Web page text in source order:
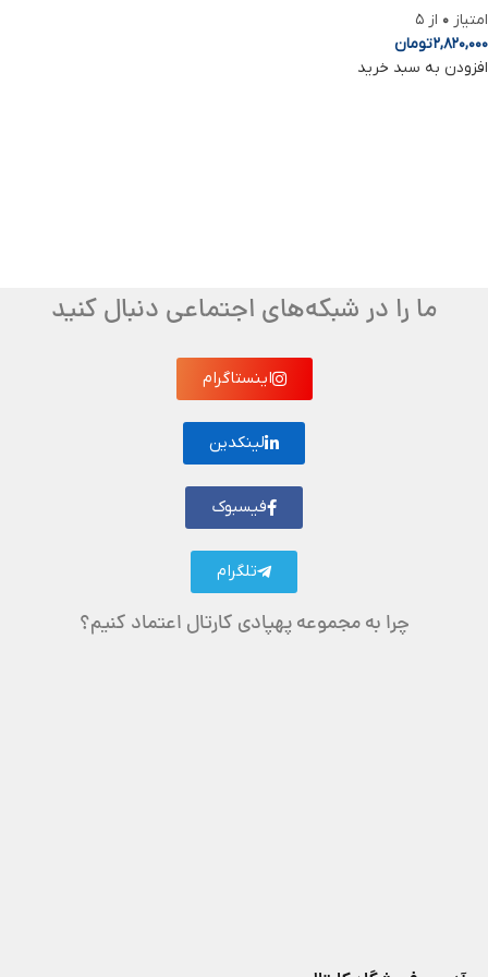
امتیاز 0 از 5
2,820,000تومان
افزودن به سبد خرید
ما را در شبکه‌های اجتماعی دنبال کنید
اینستاگرام
لینکدین
فیسبوک
تلگرام
چرا به مجموعه پهپادی کارتال اعتماد کنیم؟